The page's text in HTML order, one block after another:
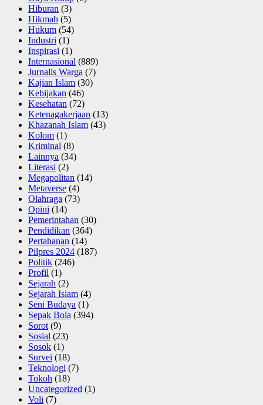
Hiburan (3)
Hikmah (5)
Hukum (54)
Industri (1)
Inspirasi (1)
Internasional (889)
Jurnalis Warga (7)
Kajian Islam (30)
Kebijakan (46)
Kesehatan (72)
Ketenagakerjaan (13)
Khazanah Islam (43)
Kolom (1)
Kriminal (8)
Lainnya (34)
Literasi (2)
Megapolitan (14)
Metaverse (4)
Olahraga (73)
Opini (14)
Pemerintahan (30)
Pendidikan (364)
Pertahanan (14)
Pilpres 2024 (187)
Politik (246)
Profil (1)
Sejarah (2)
Sejarah Islam (4)
Seni Budaya (1)
Sepak Bola (394)
Sorot (9)
Sosial (23)
Sosok (1)
Survei (18)
Teknologi (7)
Tokoh (18)
Uncategorized (1)
Voli (7)